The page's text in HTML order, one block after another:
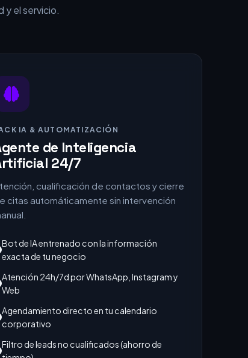
Directa
IA & AUTOMATIZACIÓN
de Inteligencia
24/7
cualificación de contactos y cierre
citas automáticamente sin intervención
Bot de IA entrenado con la información
exacta de tu negocio
Atención 24h/7d por WhatsApp, Instagram y
Web
Agendamiento directo en tu calendario